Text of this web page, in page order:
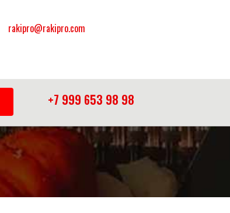
rakipro@rakipro.com
+7 999 653 98 98